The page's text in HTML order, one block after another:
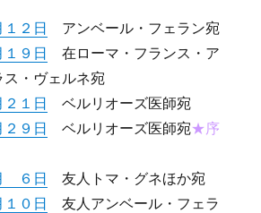
２日
アンベール・フェラン宛
９日
在ローマ・フランス・ア
ス・ヴェルネ宛
１日
ベルリオーズ医師宛
９日
ベルリオーズ医師宛★序
６日
友人トマ・グネほか宛
０日
友人アンベール・フェラ